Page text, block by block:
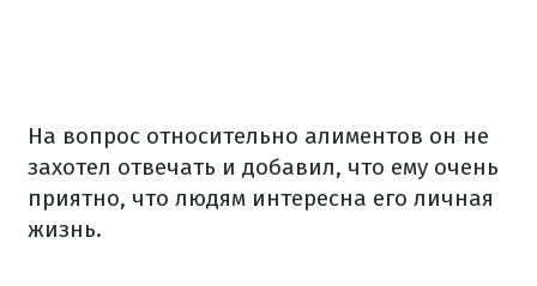
На вопрос относительно алиментов он не
захотел отвечать и добавил, что ему очень
приятно, что людям интересна его личная
жизнь.